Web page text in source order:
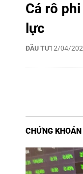
Cá rô
lực
ĐẦU TƯ12/04/
CHỨNG KHOÁN